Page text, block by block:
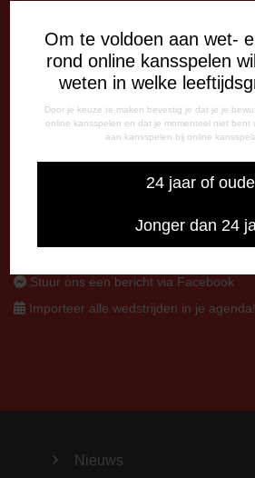
Om te voldoen aan wet-
rond online kansspelen
weten in welke
Door je keuze te maken bevestig je dat je je
online kansspelen en dat je momenteel niet bent
aan kansspelen bij online
24 jaar of
Jonger dan 24
CORRESPONDENTIE-ADRES
Postbus 26
0591-670670
Stuur ons een bericht via Facebook
Importeer alle wedstrijden in je agenda!
Nieuws